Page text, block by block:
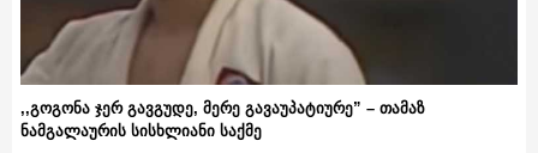
,,გოგონა ჯერ გავგუდე, მერე გავაუპატიურე” – თამაზ
ნამგალაურის სისხლიანი საქმე